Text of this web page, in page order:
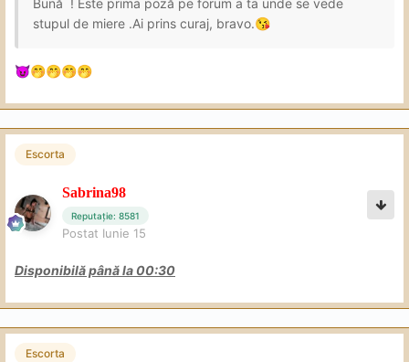
Bună ! Este prima poză pe forum a ta unde se vede
stupul de miere .Ai prins curaj, bravo.😘
😈🤭🤭🤭🤭
Escorta
Sabrina98
Reputație: 8581
Postat Iunie 15
Disponibilă până la 00:30
Escorta